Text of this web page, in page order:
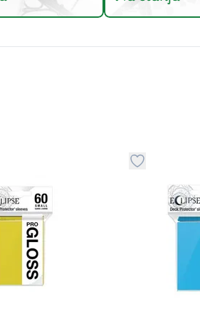
dodavanje stvari u kategoriju omiljeno
Dugme za